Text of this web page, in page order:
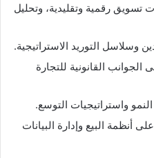
رقمية وتقليدية، وتحليل
وسلاسل التوريد الاستراتيجية.
الجوانب القانونية للتجارة
واستراتيجيات التوسع.
أنظمة البيع وإدارة البيانات